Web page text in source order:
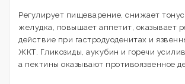
Регулирует пищеварение, снижает
желудка, повышает аппетит, оказывает
действие при гастродуоденитах и
ЖКТ. Гликозиды, аукубин и горечи
а пектины оказывают противоязвенное